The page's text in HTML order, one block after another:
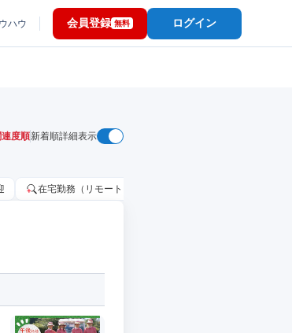
ハウ 会員登録 無料 ログイン
連度順新着順詳細表示
在宅勤務（リモートワーク）OK